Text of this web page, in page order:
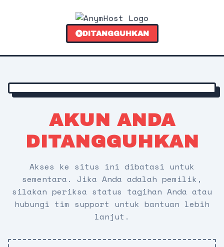
DITANGGUHKAN
AKUN ANDA
DITANGGUHKAN
Akses ke situs ini dibatasi untuk
sementara. Jika Anda adalah pemilik,
silakan periksa status tagihan Anda atau
hubungi tim support untuk bantuan lebih
lanjut.